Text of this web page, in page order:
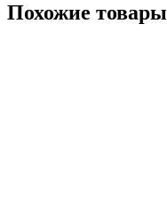
Похожие товары